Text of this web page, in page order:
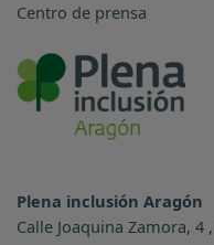
Centro de prensa
Plena inclusión Aragón
Calle Joaquina Zamora, 4